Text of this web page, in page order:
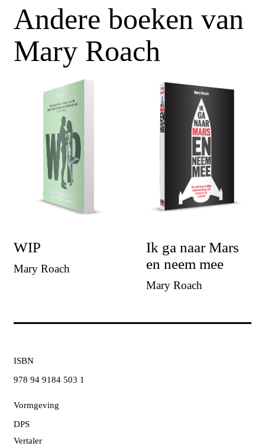
Andere boeken van
Mary Roach
WIP
Mary Roach
Ik ga naar Mars
en neem mee
Mary Roach
ISBN
978 94 9184 503 1
Vormgeving
DPS
Vertaler